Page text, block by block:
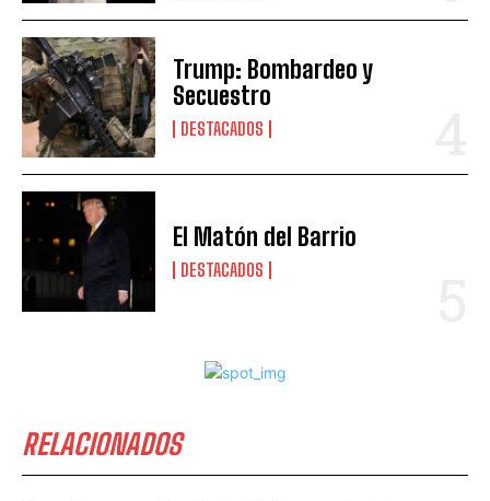
Trump: Bombardeo y
Secuestro
DESTACADOS
El Matón del Barrio
DESTACADOS
RELACIONADOS